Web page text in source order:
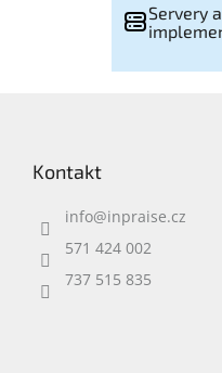
Servery
Kontakt
info@inpraise.cz
571 424 002
737 515 835